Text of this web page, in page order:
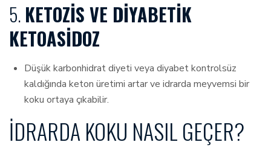
5. KETOZIS VE DIYABETIK
KETOASIDOZ
Düşük karbonhidrat diyeti veya diyabet kontrolsüz
kaldığında keton üretimi artar ve idrarda meyvemsi bir
koku ortaya çıkabilir.
İDRARDA KOKU NASIL GEÇER?